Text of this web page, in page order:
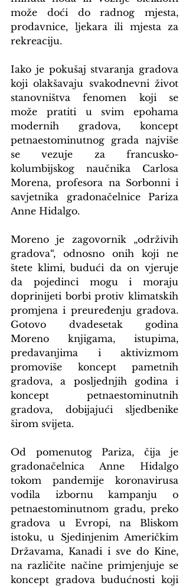
može doći do radnog mjesta,
prodavnice, ljekara ili mjesta za
rekreaciju.
Iako je pokušaj stvaranja gradova
koji olakšavaju svakodnevni život
stanovništva fenomen koji se
može pratiti u svim epohama
modernih gradova, koncept
petnaestominutnog grada najviše
se vezuje za francusko-
kolumbijskog naučnika Carlosa
Morena, profesora na Sorbonni i
savjetnika gradonačelnice Pariza
Anne Hidalgo.
Moreno je zagovornik „održivih
gradova“, odnosno onih koji ne
štete klimi, budući da on vjeruje
da pojedinci mogu i moraju
doprinijeti borbi protiv klimatskih
promjena i preuređenju gradova.
Gotovo dvadesetak godina
Moreno knjigama, istupima,
predavanjima i aktivizmom
promoviše koncept pametnih
gradova, a posljednjih godina i
koncept petnaestominutnih
gradova, dobijajući sljedbenike
širom svijeta.
Od pomenutog Pariza, čija je
gradonačelnica Anne Hidalgo
tokom pandemije koronavirusa
vodila izbornu kampanju o
petnaestominutnom gradu, preko
gradova u Evropi, na Bliskom
istoku, u Sjedinjenim Američkim
Državama, Kanadi i sve do Kine,
na različite načine primjenjuje se
koncept gradova budućnosti koji